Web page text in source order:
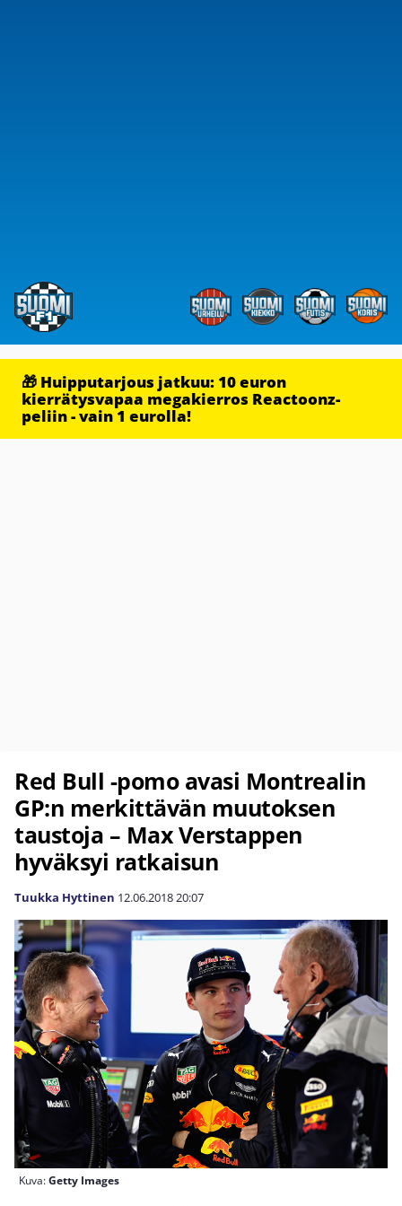
🎁 Huipputarjous jatkuu: 10 euron
kierrätysvapaa megakierros Reactoonz-
peliin - vain 1 eurolla!
Red Bull -pomo avasi Montrealin
GP:n merkittävän muutoksen
taustoja – Max Verstappen
hyväksyi ratkaisun
Tuukka Hyttinen 12.06.201820:07
Kuva:Getty Images